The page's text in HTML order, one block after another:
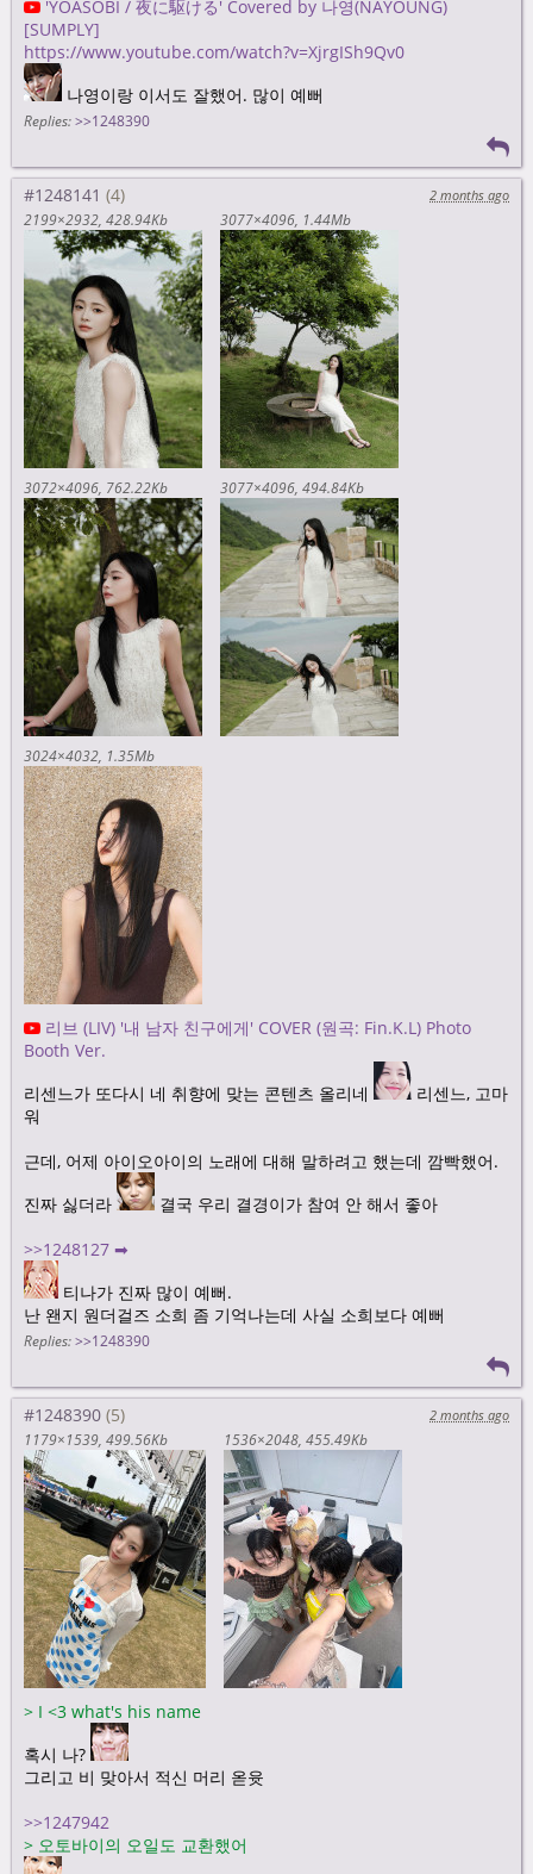
'YOASOBI / 夜に駆ける' Covered by 나영(NAYOUNG)
[SUMPLY]
https://www.youtube.com/watch?v=XjrgISh9Qv0
나영이랑 이서도 잘했어. 많이 예뻐
Replies: >>1248390
#1248141
2 months ago
2199×2932 428.94Kb 3077×4096 1.44Mb
3072×4096 762.22Kb 3077×4096 494.84Kb
3024×4032 1.35Mb
리브 (LIV) '내 남자 친구에게' COVER (원곡: Fin.K.L) Photo
Booth Ver.
리센느가 또다시 네 취향에 맞는 콘텐츠 올리네
리센느, 고마
워
근데, 어제 아이오아이의 노래에 대해 말하려고 했는데 깜빡했어.
진짜 싫더라
결국 우리 결경이가 참여 안 해서 좋아
>>1248127 ➡
티나가 진짜 많이 예뻐.
난 왠지 원더걸즈 소희 좀 기억나는데 사실 소희보다 예뻐
Replies: >>1248390
#1248390
2 months ago
1179×1539 499.56Kb 1536×2048 455.49Kb
> I <3 what's his name
혹시 나?
그리고 비 맞아서 적신 머리 옫윳
>>1247942
> 오토바이의 오일도 교환했어